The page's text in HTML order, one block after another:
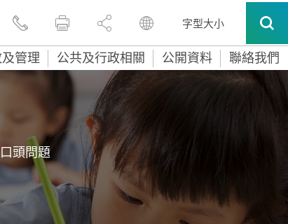
字型大小
管理 公共及行政相關 公開資料 聯絡我們
頭問題